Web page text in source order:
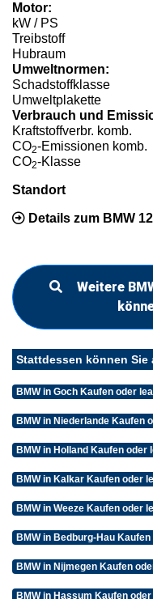
Motor:
kW / PS
Treibstoff
Hubraum
Umweltnormen:
Schadstoffklasse
Umweltplakette
Verbrauch und
Kraftstoffverbr. komb.
CO2-Emissionen komb.
CO2-Klasse
Standort
Details zum BMW
Weitere
Stattdessen können Sie
BMW in Goch Kaufen oder
BMW in Niederlande Kaufen
BMW in Holland Kaufen oder
BMW in Kalkar Kaufen oder
BMW in Weeze Kaufen oder
BMW in Bedburg-Hau
BMW in Nijmegen Kaufen
BMW in Hassum Kaufen